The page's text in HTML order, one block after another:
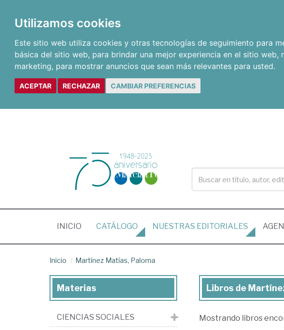
Utilizamos cookies
Este sitio web utiliza cookies y otras tecnologías de seguimiento para
básica del sitio web, para brindar una mejor experiencia en el sitio web,
marketing, para mostrar anuncios que sean más relevantes para usted.
ACEPTAR RECHAZAR CAMBIAR PREFERENCIAS
INICIO (CURRENT)
CATÁLOGO NUESTRAS EDITORIALES
Inicio Martínez Matías, Paloma
Libros
Martínez
Libros de
Mostrando libros
Materias
CIENCIAS SOCIALES